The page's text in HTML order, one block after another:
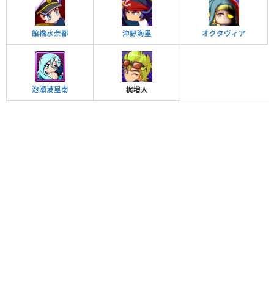
館橋水奈都 沖野海里 オクタヴィア
泡瀬満里南 梶増人